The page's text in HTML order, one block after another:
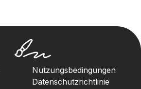
Nutzungsbedingungen
Datenschutzrichtlinie